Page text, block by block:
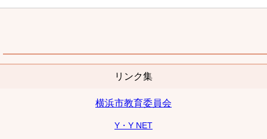
リンク集
横浜市教育委員会
Y・Y NET